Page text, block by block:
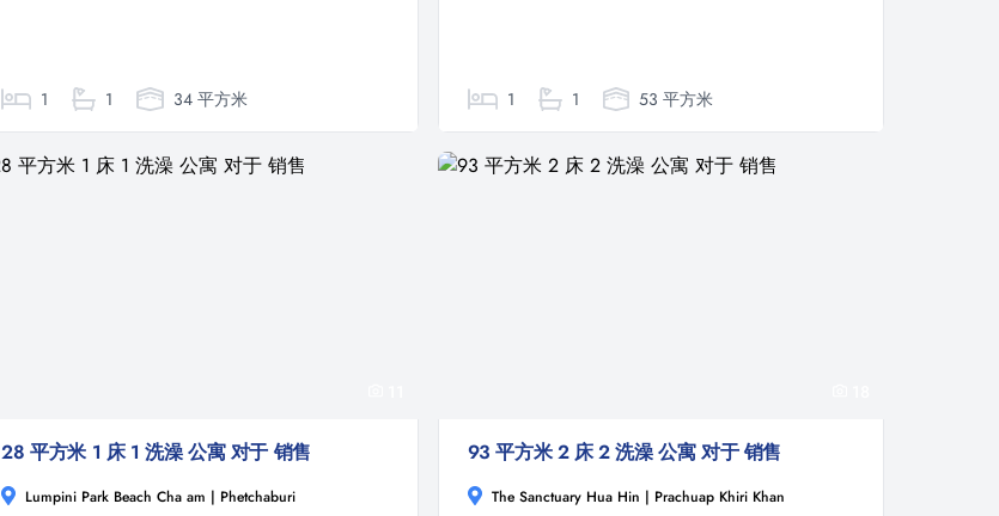
1 1 34 平方米 1 1 53 平方米
28 平方米 1 床 1 洗澡 公寓 对于 销售
Lumpini Park Beach Cha am | Phetchaburi
93 平方米 2 床 2 洗澡 公寓 对于 销售
The Sanctuary Hua Hin | Prachuap Khiri Khan